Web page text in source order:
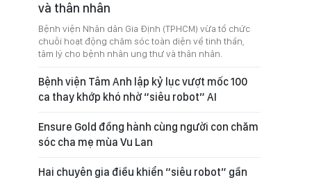
và thân nhân
Bệnh viện Nhân dân Gia Định (TPHCM) vừa tổ chức
chuỗi hoạt động chăm sóc toàn diện về tinh thần,
tâm lý cho bệnh nhân ung thư và thân nhân.
Bệnh viện Tâm Anh lập kỷ lục vượt mốc 100
ca thay khớp khó nhờ “siêu robot” AI
Ensure Gold đồng hành cùng người con chăm
sóc cha mẹ mùa Vu Lan
Hai chuyên gia điều khiển “siêu robot” gần